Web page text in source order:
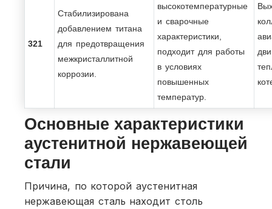
321
Стабилизирована
добавлением титана
для предотвращения
межкристаллитной
коррозии.
высокотемпературные
и сварочные
характеристики,
подходит для работы
в условиях
повышенных
температур.
Основные характеристики
аустенитной нержавеющей
стали
Причина, по которой аустенитная
нержавеющая сталь находит столь